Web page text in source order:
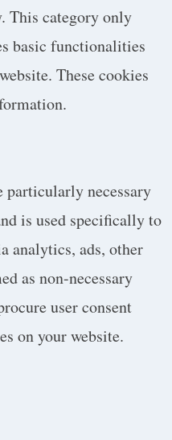
This category only
basic functionalities
These cookies
particularly necessary
is used specifically to
analytics, ads, other
as non-necessary
user consent
on your website.